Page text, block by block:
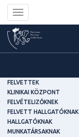
Toggle
navigation
FELVETTEK
KLINIKAI KÖZPONT
FELVÉTELIZŐKNEK
FELVETT HALLGATÓKNAK
HALLGATÓKNAK
MUNKATÁRSAKNAK